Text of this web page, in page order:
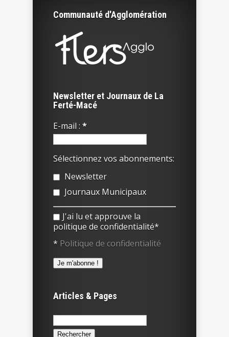
Communauté d'Agglomération
Newsletter et Journaux de La
Ferté-Macé
E-mail : *
Sélectionnez vos abonnements:
Newsletter
Journaux Municipaux
J'ai lu et approuve la
politique de confidentialité*
* Politique de confidentialité
Articles & Pages
Rechercher :